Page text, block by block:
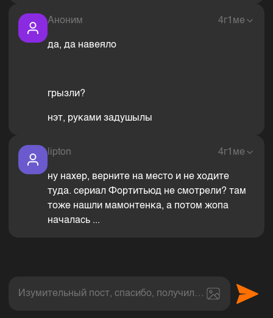
Аноним 4г1ме
да, да навеяло
грызли?
нэт, руками задушылы
lipton 4г1ме
ну нахер, верните на место и не ходите
туда. сериал Фортитьюд не смотрели? там
тоже нашли мамонтенка, а потом жопа
началась ...
Изумительный пост, спасибо, получил величайшее